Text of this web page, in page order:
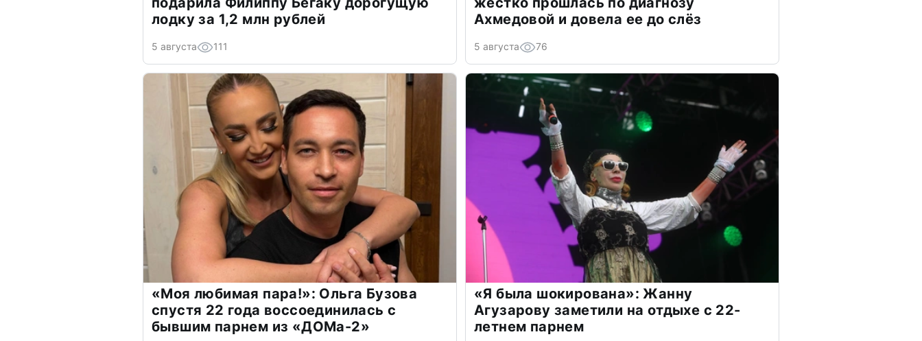
лодку за 1,2 млн рублей
5 августа 111
Ахмедовой и довела ее до слёз
5 августа 76
«Моя любимая пара!»: Ольга Бузова
спустя 22 года воссоединилась с
бывшим парнем из «ДОМа-2»
«Я была шокирована»: Жанну
Агузарову заметили на отдыхе с 22-
летнем парнем